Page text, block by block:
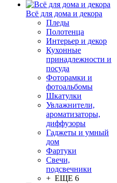
Всё для дома и декора
Пледы
Полотенца
Интерьер и декор
Кухонные
принадлежности и
посуда
Фоторамки и
фотоальбомы
Шкатулки
Увлажнители,
ароматизаторы,
диффузоры
Гаджеты и умный
дом
Фартуки
Свечи,
подсвечники
+ ЕЩЕ 6